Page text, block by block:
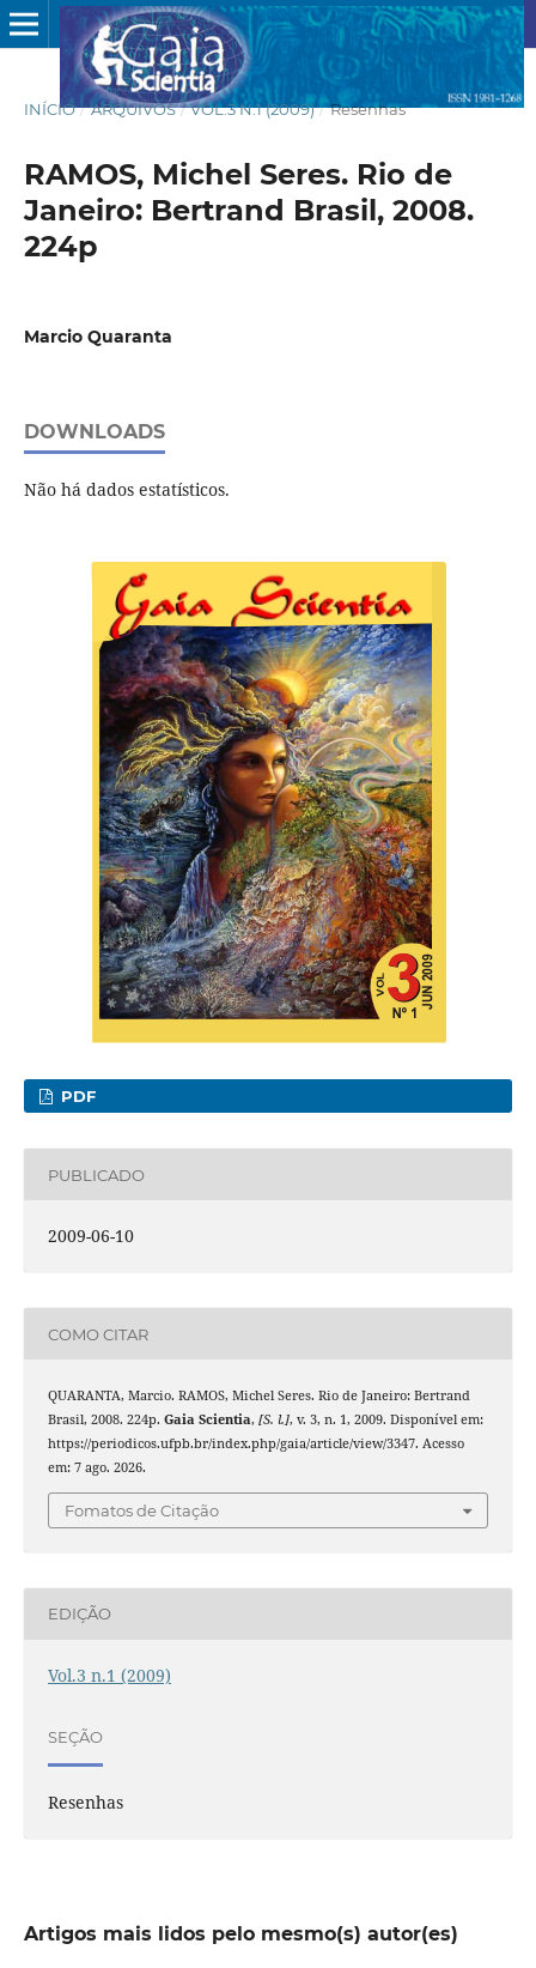
INÍCIO / ARQUIVOS / VOL.3 N.1 (2009) / Resenhas
RAMOS, Michel Seres. Rio de
Janeiro: Bertrand Brasil, 2008.
224p
Marcio Quaranta
DOWNLOADS
Não há dados estatísticos.
PDF
PUBLICADO
2009-06-10
COMO CITAR
QUARANTA, Marcio. RAMOS, Michel Seres. Rio de Janeiro: Bertrand
Brasil, 2008. 224p. Gaia Scientia, [S. l.], v. 3, n. 1, 2009. Disponível em:
https://periodicos.ufpb.br/index.php/gaia/article/view/3347. Acesso
em: 7 ago. 2026.
Fomatos de Citação
EDIÇÃO
Vol.3 n.1 (2009)
SEÇÃO
Resenhas
Artigos mais lidos pelo mesmo(s) autor(es)